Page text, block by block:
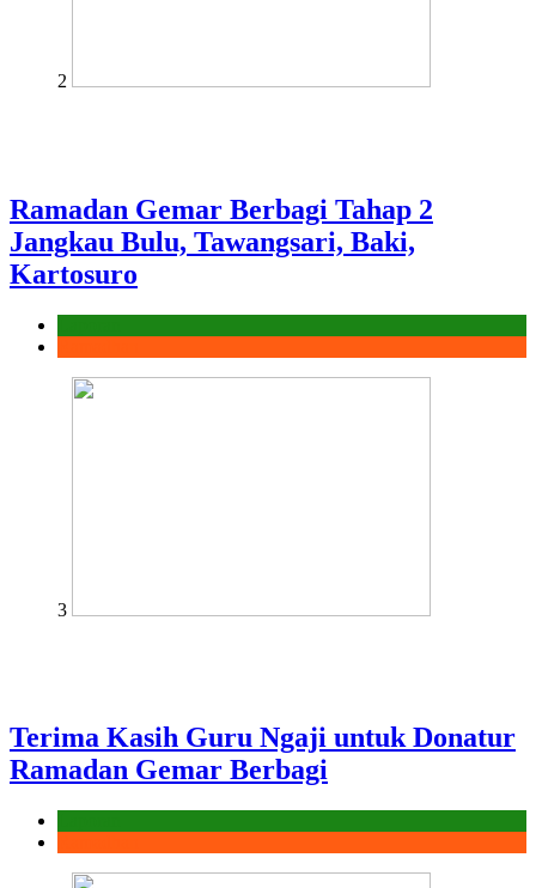
2
Ramadan Gemar Berbagi Tahap 2
Jangkau Bulu, Tawangsari, Baki,
Kartosuro
3
Terima Kasih Guru Ngaji untuk Donatur
Ramadan Gemar Berbagi